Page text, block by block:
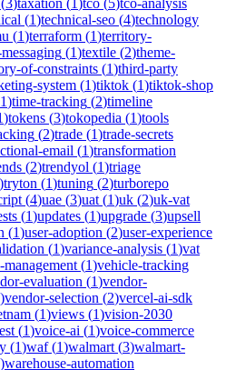
(1)technical-seo (4)technology
(1)terraform (1)territory-
(1)textile (2)theme-
of-constraints (1)third-party
system (1)tiktok (1)tiktok-shop
1)time-tracking (2)timeline
)tokens (3)tokopedia (1)tools
(2)trade (1)trade-secrets
email (1)transformation
(2)trendyol (1)triage
)tryton (1)tuning (2)turborepo
(4)uae (3)uat (1)uk (2)uk-vat
(1)updates (1)upgrade (3)upsell
(1)user-adoption (2)user-experience
(1)variance-analysis (1)vat
(1)vehicle-tracking
evaluation (1)vendor-
)vendor-selection (2)vercel-ai-sdk
(1)views (1)vision-2030
(1)voice-ai (1)voice-commerce
(1)waf(1)walmart (3)walmart-
)warehouse-automation